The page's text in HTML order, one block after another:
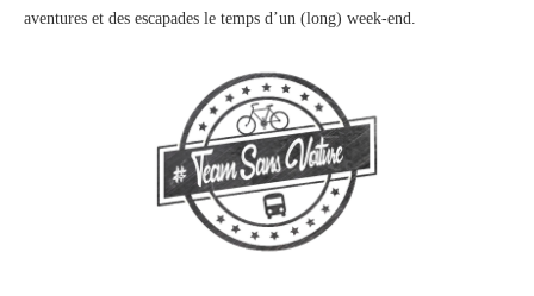
aventures et des escapades le temps d’un (long) week-end.